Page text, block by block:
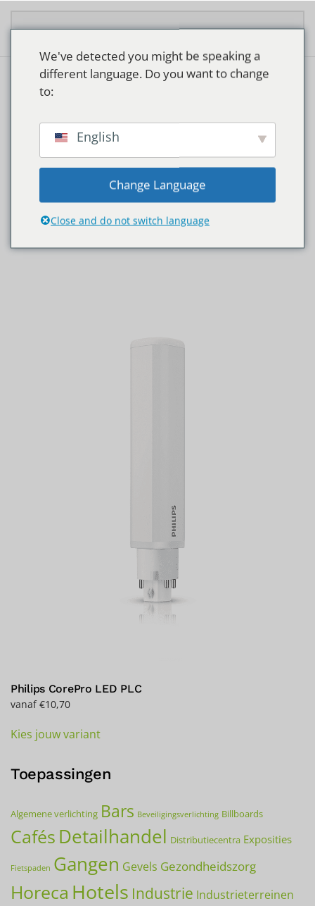
/ Product Lampvoet / G24d-3
G24d-3
Philips CorePro LED PLC
vanaf €10,70
Kies jouw variantproduct
meerdere
Deze
optie
kan
worden
op
Toepassingen
Algemene verlichting Bars Beveiligingsverlichting Billboards
Cafés Detailhandel Distributiecentra Exposities
Fietspaden Gangen Gevels Gezondheidszorg
Horeca Hotels Industrie Industrieterreinen
We've detected you might be speaking a
different language. Do you want to change
to:
English
Change Language
Close and do not switch language